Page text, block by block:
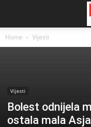
Home Vijesti
Vijesti
Bolest odnijela
ostala mala Asja